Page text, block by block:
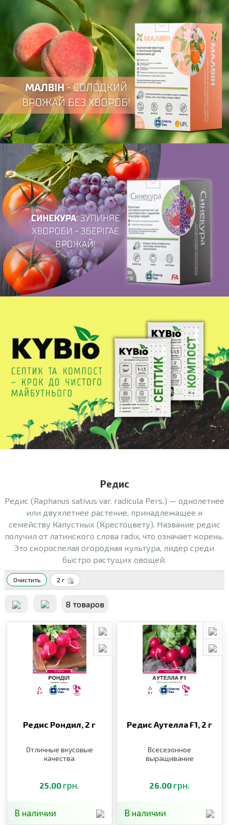
Редис
Редис (Raphanus sativus var. radicula Pers.) — однолетнее
или двухлетнее растение, принадлежащее к
семейству Капустных (Крестоцвету). Название редис
получил от латинского слова radix, что означает корень.
Это скороспелая огородная культура, лидер среди
быстро растущих овощей.
Очистить 2 г
8 товаров
Редис Рондил, 2 г
Отличные вкусовые
качества
25.00 грн.
В наличии
Редис Аутелла F1, 2 г
Всесезонное
выращивание
26.00 грн.
В наличии